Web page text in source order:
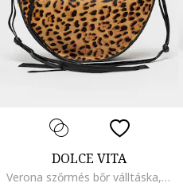
DOLCE VITA
Verona szőrmés bőr válltáska, Fekete/Fahéjbarna